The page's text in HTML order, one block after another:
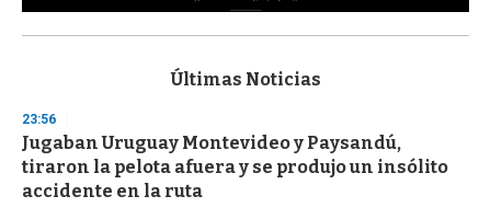
s
d
s
o
f
3
Últimas Noticias
23:56
Jugaban Uruguay Montevideo y Paysandú,
tiraron la pelota afuera y se produjo un insólito
accidente en la ruta